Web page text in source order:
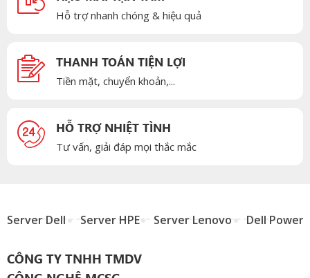
Hỗ trợ nhanh chóng & hiệu quả
THANH TOÁN TIỆN LỢI
Tiền mặt, chuyển khoản,...
HỖ TRỢ NHIỆT TÌNH
Tư vấn, giải đáp mọi thắc mắc
Server Dell Server HPE Server Lenovo Dell
CÔNG TY TNHH TMDV